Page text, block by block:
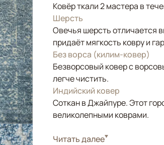
Ковёр ткали 2 мастера в
Шерсть
Овечья шерсть отличается
придаёт мягкость ковру и
Без ворса (килим-ковер)
Безворсовый ковер с
легче чистить.
Индийский ковер
Соткан в Джайпуре. Этот
великолепными коврами.
СтильКилимы и сумахи
Читать далее